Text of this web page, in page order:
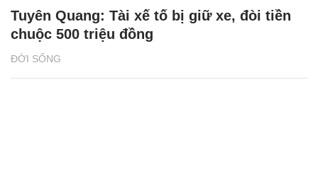
ĐỜI SỐNG
Tuyên Quang: Tài xế tố bị giữ xe, đòi tiền
chuộc 500 triệu đồng